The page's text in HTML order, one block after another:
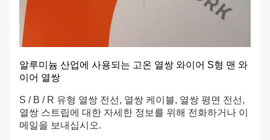
알루미늄 산업에 사용되는 고온 열쌍 와이어 S형 맨 와
이어 열쌍
S / B / R 유형 열쌍 전선, 열쌍 케이블, 열쌍 평면 전선,
열쌍 스트립에 대한 자세한 정보를 위해 전화하거나 이
메일을 보내십시오.